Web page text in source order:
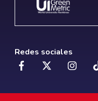
Redes sociales